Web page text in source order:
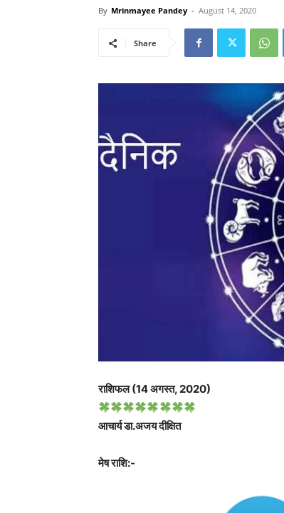
By Mrinmayee Pandey - August 14, 2020
Share
राशिफल (14 अगस्त, 2020)
आचार्य डा.अजय दीक्षित
मेष राशि:-